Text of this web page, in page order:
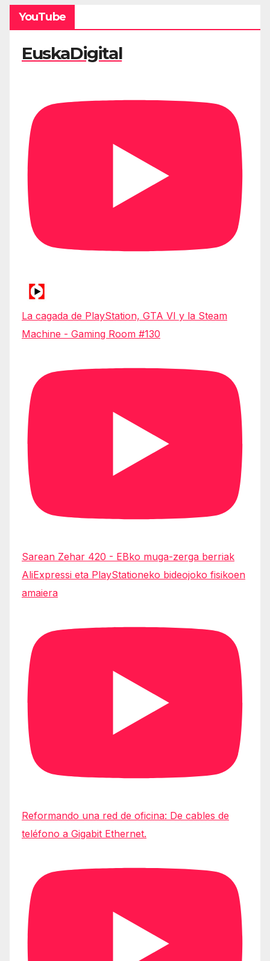
YouTube
EuskaDigital
La cagada de PlayStation, GTA VI y la Steam
Machine - Gaming Room #130
Sarean Zehar 420 - EBko muga-zerga berriak
AliExpressi eta PlayStationeko bideojoko fisikoen
amaiera
Reformando una red de oficina: De cables de
teléfono a Gigabit Ethernet.